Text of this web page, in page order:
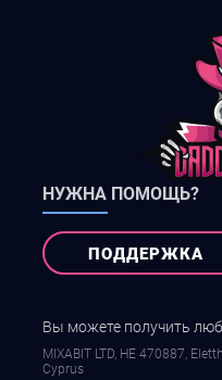
НУЖНА ПОМОЩЬ?
ПОДДЕРЖКА
Вы можете получить
MIXABIT LTD, ΗΕ 470887,
Cyprus